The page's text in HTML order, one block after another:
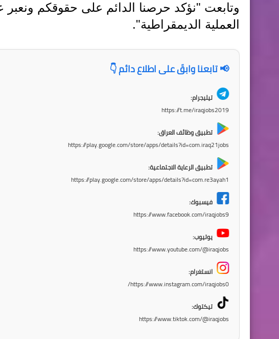
وتابعت "نؤكد حرصنا الدائم على حقوقكم ونعبر
العملية الديمقراطية".
📢 تابعنا وابقَ على اطلاع دائم 👇
تيليجرام:
https://t.me/iraqjobs2019
تطبيق وظائف العراق:
https://play.google.com/store/apps/details?id=com.iraq21jobs
تطبيق الرعاية الاجتماعية:
https://play.google.com/store/apps/details?id=com.re3ayah1
فيسبوك:
https://www.facebook.com/iraqjobs9
يوتيوب:
https://www.youtube.com/@iraqjobs
انستغرام:
https://www.instagram.com/iraqjobs0/
تيكتوك:
https://www.tiktok.com/@iraqjobs